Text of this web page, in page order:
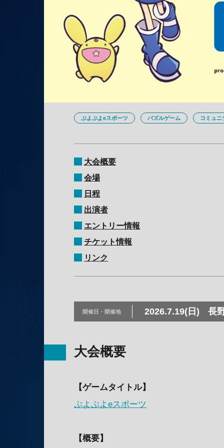
ぷよぷよeスポーツ パズルゲーム コミュニ
大会概要
会場
日程
出演者
エントリー情報
チケット情報
リンク
開催日・ 開催地 2026.7.19(日) 長
大会概要
【ゲームタイトル】
ぷよぷよeスポーツ
【概要】